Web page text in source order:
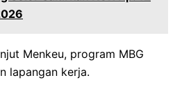
Menkeu, program MBG
lapangan kerja.